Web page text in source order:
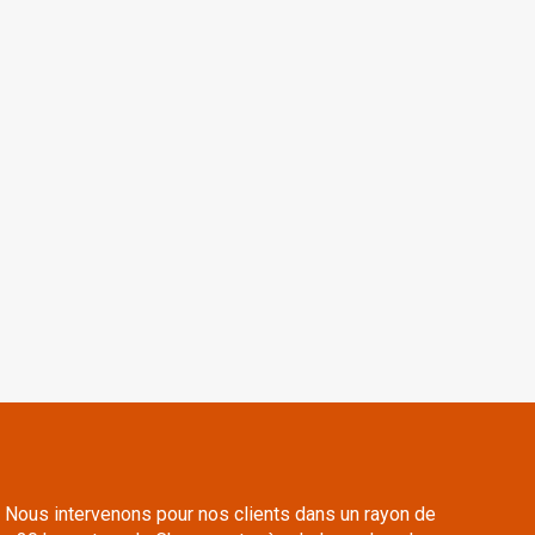
Nous intervenons pour nos clients dans un rayon de